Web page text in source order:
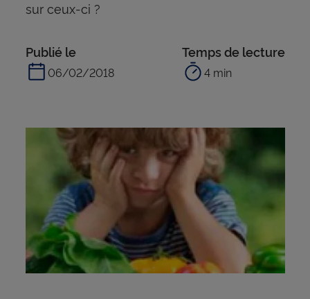
sur ceux-ci ?
Publié le
06/02/2018
Temps de lecture
4 min